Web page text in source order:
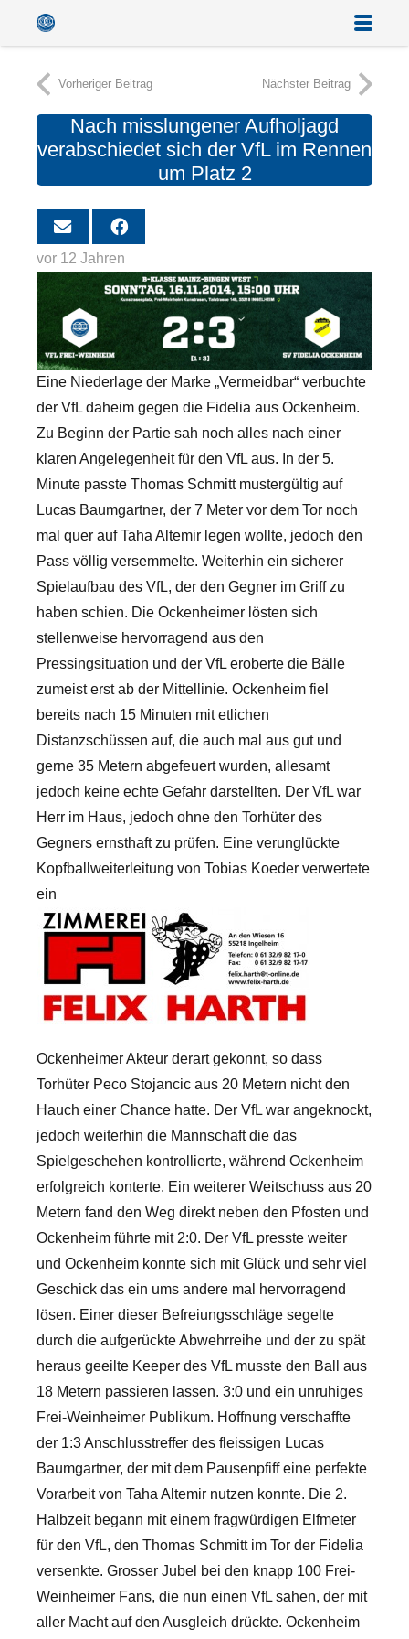
Vorheriger Beitrag Nächster Beitrag
Nach misslungener Aufholjagd
verabschiedet sich der VfL im Rennen
um Platz 2
vor 12 Jahren
Eine Niederlage der Marke „Vermeidbar“ verbuchte
der VfL daheim gegen die Fidelia aus Ockenheim.
Zu Beginn der Partie sah noch alles nach einer
klaren Angelegenheit für den VfL aus. In der 5.
Minute passte Thomas Schmitt mustergültig auf
Lucas Baumgartner, der 7 Meter vor dem Tor noch
mal quer auf Taha Altemir legen wollte, jedoch den
Pass völlig versemmelte. Weiterhin ein sicherer
Spielaufbau des VfL, der den Gegner im Griff zu
haben schien. Die Ockenheimer lösten sich
stellenweise hervorragend aus den
Pressingsituation und der VfL eroberte die Bälle
zumeist erst ab der Mittellinie. Ockenheim fiel
bereits nach 15 Minuten mit etlichen
Distanzschüssen auf, die auch mal aus gut und
gerne 35 Metern abgefeuert wurden, allesamt
jedoch keine echte Gefahr darstellten. Der VfL war
Herr im Haus, jedoch ohne den Torhüter des
Gegners ernsthaft zu prüfen. Eine verunglückte
Kopfballweiterleitung von Tobias Koeder verwertete
ein
Ockenheimer Akteur derart gekonnt, so dass
Torhüter Peco Stojancic aus 20 Metern nicht den
Hauch einer Chance hatte. Der VfL war angeknockt,
jedoch weiterhin die Mannschaft die das
Spielgeschehen kontrollierte, während Ockenheim
erfolgreich konterte. Ein weiterer Weitschuss aus 20
Metern fand den Weg direkt neben den Pfosten und
Ockenheim führte mit 2:0. Der VfL presste weiter
und Ockenheim konnte sich mit Glück und sehr viel
Geschick das ein ums andere mal hervorragend
lösen. Einer dieser Befreiungsschläge segelte
durch die aufgerückte Abwehrreihe und der zu spät
heraus geeilte Keeper des VfL musste den Ball aus
18 Metern passieren lassen. 3:0 und ein unruhiges
Frei-Weinheimer Publikum. Hoffnung verschaffte
der 1:3 Anschlusstreffer des fleissigen Lucas
Baumgartner, der mit dem Pausenpfiff eine perfekte
Vorarbeit von Taha Altemir nutzen konnte. Die 2.
Halbzeit begann mit einem fragwürdigen Elfmeter
für den VfL, den Thomas Schmitt im Tor der Fidelia
versenkte. Grosser Jubel bei den knapp 100 Frei-
Weinheimer Fans, die nun einen VfL sahen, der mit
aller Macht auf den Ausgleich drückte. Ockenheim